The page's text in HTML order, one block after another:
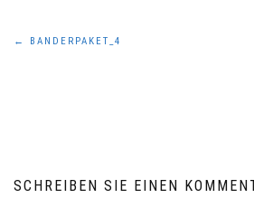
Beitragsnavigation
← BANDERPAKET_4
SCHREIBEN SIE EINEN